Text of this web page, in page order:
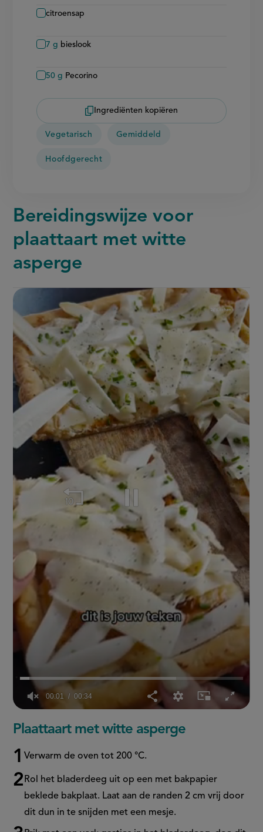
citroensap
7 g bieslook
50 g Pecorino
Ingrediënten kopiëren
Vegetarisch Gemiddeld
Hoofdgerecht
Bereidingswijze voor
plaattaart met witte
asperge
seconds
of
seconds
00:02 00:34
Plaattaart met witte asperge
Verwarm de oven tot 200 °C.
Rol het bladerdeeg uit op een met bakpapier
beklede bakplaat. Laat aan de randen 2 cm vrij door
dit dun in te snijden met een mesje.